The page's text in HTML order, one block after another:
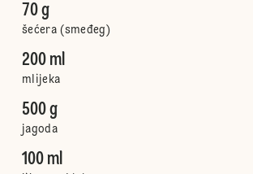
70 g
šećera (smeđeg)
200 ml
mlijeka
500 g
jagoda
100 ml